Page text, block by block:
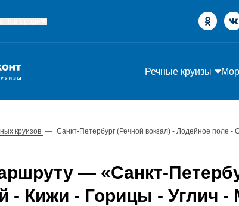
Речные круизы
круизов — Санкт-Петербург (Речной вокзал) - Лодейное поле
— «Санкт-
- Кижи - Горицы - Углич